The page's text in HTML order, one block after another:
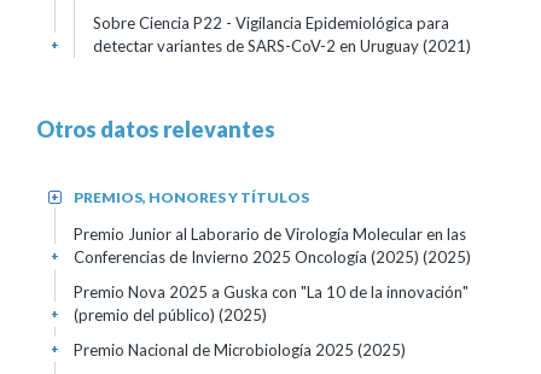
Sobre Ciencia P22 - Vigilancia Epidemiológica para
detectar variantes de SARS-CoV-2 en Uruguay (2021)
+
Otros datos relevantes
PREMIOS, HONORES Y TÍTULOS
+
Premio Junior al Laborario de Virología Molecular en las
Conferencias de Invierno 2025 Oncología (2025) (2025)
+
Premio Nova 2025 a Guska con "La 10 de la innovación"
(premio del público) (2025)
+
Premio Nacional de Microbiología 2025 (2025)
+